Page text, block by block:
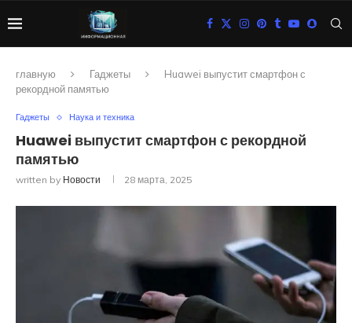
главную Гаджеты
Huawei выпустит смартфон с
рекордной памятью
Гаджеты Наука и техника
Huawei выпустит смартфон с рекордной
памятью
written by Новости 28 марта, 2025